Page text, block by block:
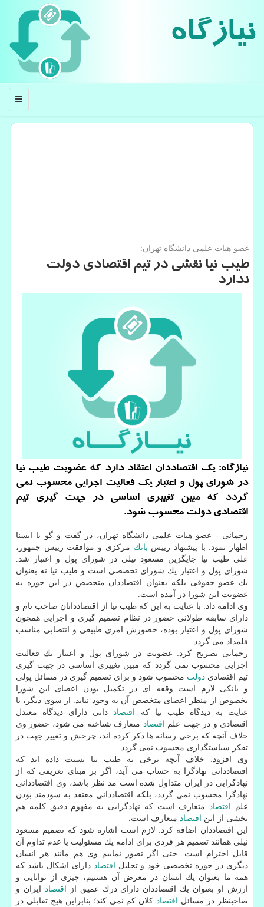
نیازگاه
منو
عضو هیات علمی دانشگاه تهران:
طیب نیا نقشی در تیم اقتصادی دولت
ندارد
نیازگاه: یك اقتصاددان اعتقاد دارد كه عضویت طیب نیا
در شورای پول و اعتبار یك فعالیت اجرایی محسوب نمی
گردد كه مبین تغییری اساسی در جهت گیری تیم
اقتصادی دولت محسوب شود.
رحمانی - عضو هیات علمی دانشگاه تهران، در گفت و گو با ایسنا
اظهار نمود: با پیشنهاد رییس بانك مركزی و موافقت رییس جمهور،
علی طیب نیا جایگزین مسعود نیلی در شورای پول و اعتبار شد.
شورای پول و اعتبار یك شورای تخصصی است و طیب نیا نه بعنوان
یك عضو حقوقی بلكه بعنوان اقتصاددان متخصص در این حوزه به
عضویت این شورا در آمده است.
وی ادامه داد: با عنایت به این كه طیب نیا از اقتصاددانان صاحب نام و
دارای سابقه طولانی حضور در نظام تصمیم گیری و اجرایی همچون
شورای پول و اعتبار بوده، حضورش امری طبیعی و انتصابی مناسب
قلمداد می گردد.
رحمانی تصریح كرد: عضویت در شورای پول و اعتبار یك فعالیت
اجرایی محسوب نمی گردد كه مبین تغییری اساسی در جهت گیری
تیم اقتصادی دولت محسوب شود و برای تصمیم گیری در مسائل پولی
و بانكی لازم است وقفه ای در تكمیل بودن اعضای این شورا
بخصوص از منظر اعضای متخصص آن به وجود نیاید. از سوی دیگر، با
عنایت به دیدگاه طیب نیا كه
اقتصاد
دانی دارای دیدگاه معتدل
اقتصادی و در جهت علم
اقتصاد متعارف شناخته می شود، حضور وی
خلاف آنچه كه برخی رسانه ها ذكر كرده اند، چرخش و تغییر جهت در
تفكر سیاستگذاری محسوب نمی گردد.
وی افزود: خلاف آنچه برخی به طیب نیا نسبت داده اند كه
اقتصاددانی نهادگرا به حساب می آید، اگر بر مبنای تعریفی كه از
نهادگرایی در ایران متداول شده است مد نظر باشد، وی اقتصاددانی
نهادگرا محسوب نمی گردد، بلكه اقتصاددانی معتقد به سودمند بودن
علم
اقتصاد
متعارف است كه نهادگرایی به مفهوم دقیق كلمه هم
بخشی از این
اقتصاد متعارف است.
این اقتصاددان اضافه كرد: لازم است اشاره شود كه تصمیم مسعود
نیلی همانند تصمیم هر فردی برای ادامه یك مسئولیت یا عدم تداوم آن
قابل احترام است. حتی اگر تصور نماییم وی هم مانند هر انسان
دیگری در حوزه تخصصی خود و تحلیل
اقتصاد دارای اشكال باشد كه
همه ما بعنوان یك انسان در معرض آن هستیم، چیزی از توانایی و
ارزش او بعنوان یك اقتصاددان دارای درك عمیق از
اقتصاد
ایران و
صاحبنظر در مسائل
اقتصاد كلان كم نمی كند؛ بنابراین هیچ تقابلی در